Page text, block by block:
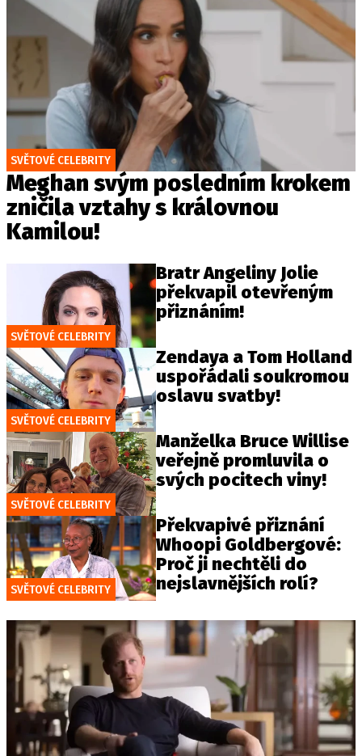
SVĚTOVÉ CELEBRITY
Meghan svým posledním krokem
zničila vztahy s královnou
Kamilou!
SVĚTOVÉ CELEBRITY
Bratr Angeliny Jolie
překvapil otevřeným
přiznáním!
SVĚTOVÉ CELEBRITY
Zendaya a Tom Holland
uspořádali soukromou
oslavu svatby!
SVĚTOVÉ CELEBRITY
Manželka Bruce Willise
veřejně promluvila o
svých pocitech viny!
SVĚTOVÉ CELEBRITY
Překvapivé přiznání
Whoopi Goldbergové:
Proč ji nechtěli do
nejslavnějších rolí?